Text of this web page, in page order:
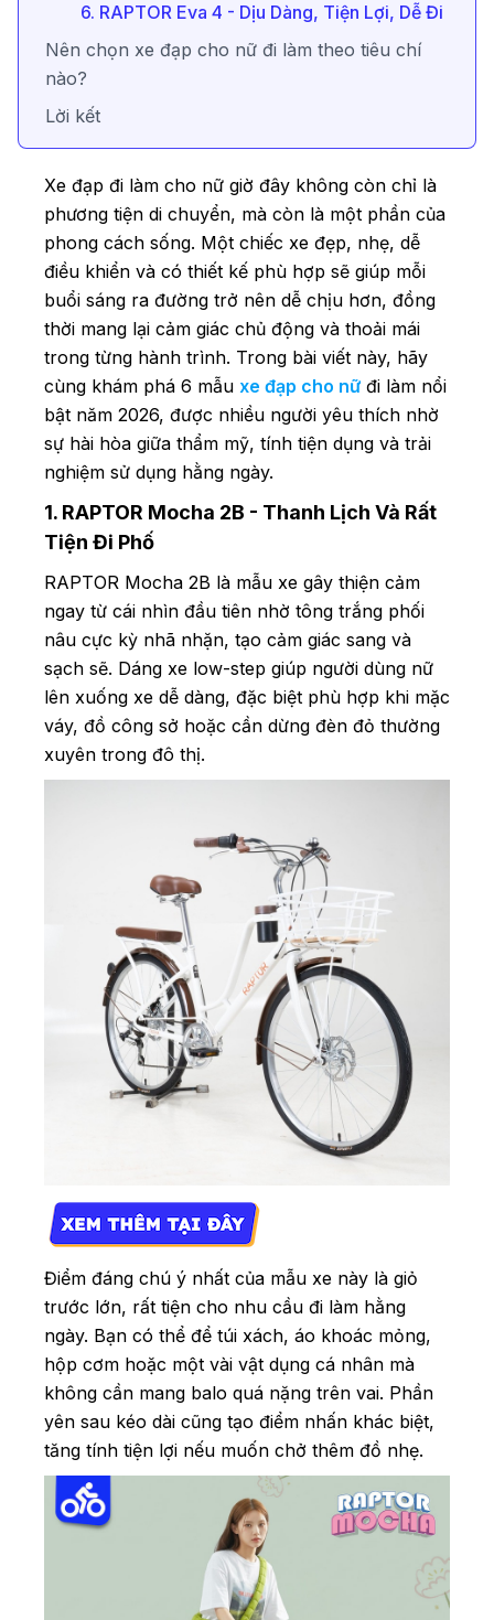
6. RAPTOR Eva 4 - Dịu Dàng, Tiện Lợi, Dễ Đi
Nên chọn xe đạp cho nữ đi làm theo tiêu chí
nào?
Lời kết
Xe đạp đi làm cho nữ giờ đây không còn chỉ là
phương tiện di chuyển, mà còn là một phần của
phong cách sống. Một chiếc xe đẹp, nhẹ, dễ
điều khiển và có thiết kế phù hợp sẽ giúp mỗi
buổi sáng ra đường trở nên dễ chịu hơn, đồng
thời mang lại cảm giác chủ động và thoải mái
trong từng hành trình. Trong bài viết này, hãy
cùng khám phá 6 mẫu xe đạp cho nữ đi làm nổi
bật năm 2026, được nhiều người yêu thích nhờ
sự hài hòa giữa thẩm mỹ, tính tiện dụng và trải
nghiệm sử dụng hằng ngày.
1. RAPTOR Mocha 2B - Thanh Lịch Và Rất
Tiện Đi Phố
RAPTOR Mocha 2B là mẫu xe gây thiện cảm
ngay từ cái nhìn đầu tiên nhờ tông trắng phối
nâu cực kỳ nhã nhặn, tạo cảm giác sang và
sạch sẽ. Dáng xe low-step giúp người dùng nữ
lên xuống xe dễ dàng, đặc biệt phù hợp khi mặc
váy, đồ công sở hoặc cần dừng đèn đỏ thường
xuyên trong đô thị.
Điểm đáng chú ý nhất của mẫu xe này là giỏ
trước lớn, rất tiện cho nhu cầu đi làm hằng
ngày. Bạn có thể để túi xách, áo khoác mỏng,
hộp cơm hoặc một vài vật dụng cá nhân mà
không cần mang balo quá nặng trên vai. Phần
yên sau kéo dài cũng tạo điểm nhấn khác biệt,
tăng tính tiện lợi nếu muốn chở thêm đồ nhẹ.